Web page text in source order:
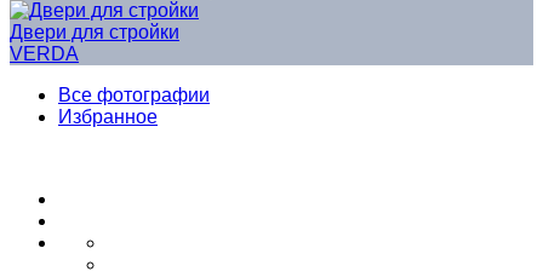
Двери для стройки
VERDA
Все фотографии
Избранное